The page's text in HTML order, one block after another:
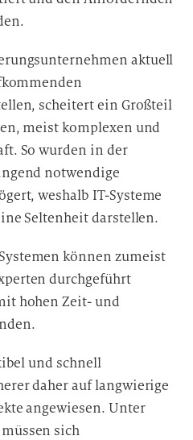
aktuell
scheitert ein Großteil
meist komplexen und
So wurden in der
notwendige
weshalb IT-Systeme
Seltenheit darstellen.
können zumeist
durchgeführt
hohen Zeit- und
und schnell
daher auf langwierige
angewiesen. Unter
sich